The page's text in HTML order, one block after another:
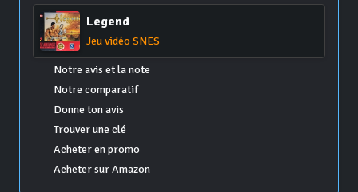
Legend
Jeu vidéo SNES
Notre avis et la note
Notre comparatif
Donne ton avis
Trouver une clé
Acheter en promo
Acheter sur Amazon